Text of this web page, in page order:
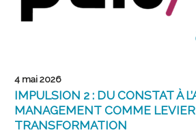
4 mai 2026
IMPULSION 2 : DU CONSTAT À
MANAGEMENT COMME
TRANSFORMATION